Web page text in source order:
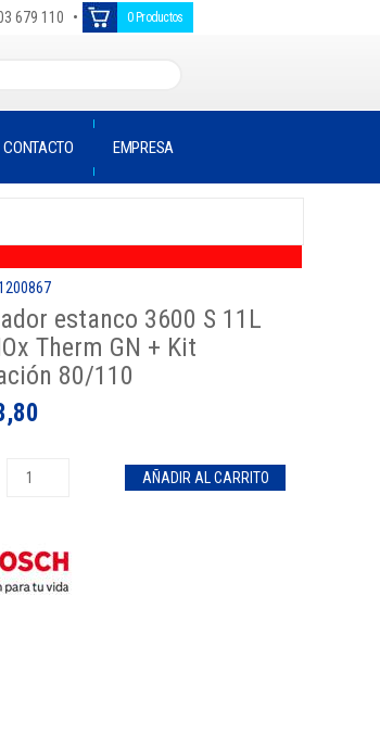
0 Productos
679 110 •
CONTACTO EMPRESA
estanco 3600 S 11L
Therm GN + Kit
80/110